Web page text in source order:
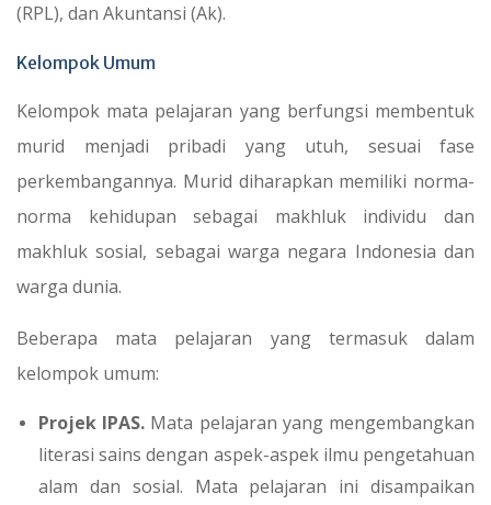
(RPL), dan Akuntansi (Ak).
Kelompok Umum
Kelompok mata pelajaran yang berfungsi membentuk
murid menjadi pribadi yang utuh, sesuai fase
perkembangannya. Murid diharapkan memiliki norma-
norma kehidupan sebagai makhluk individu dan
makhluk sosial, sebagai warga negara Indonesia dan
warga dunia.
Beberapa mata pelajaran yang termasuk dalam
kelompok umum:
Projek IPAS. Mata pelajaran yang mengembangkan
literasi sains dengan aspek-aspek ilmu pengetahuan
alam dan sosial. Mata pelajaran ini disampaikan